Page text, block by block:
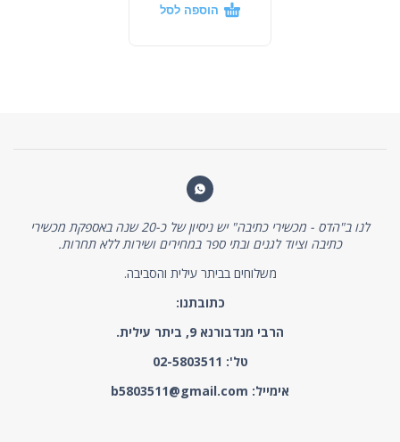
הוספה לסל
לנו ב"הדס - מכשירי כתיבה" יש ניסיון של כ-20 שנה באספקת מכשירי
כתיבה וציוד לגנים ובתי ספר במחירים ושירות ללא תחרות.
משלוחים בביתר עילית והסביבה.
כתובתנו:
הרבי מנדבורנא 9, ביתר עילית.
טל': 02-5803511
אימייל: b5803511@gmail.com